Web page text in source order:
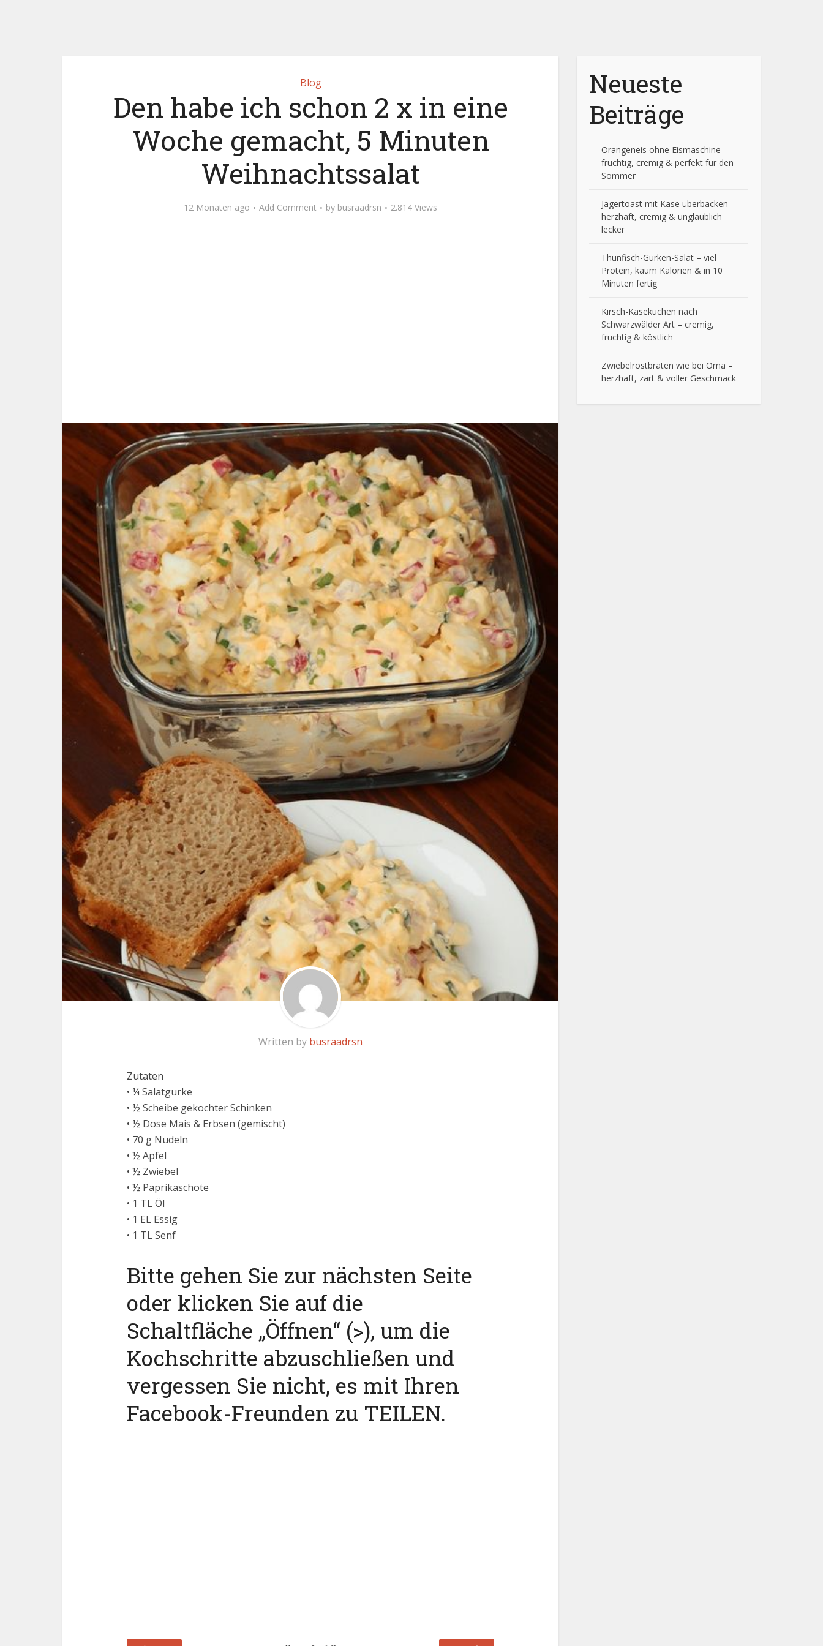
Blog
Den habe ich schon 2 x in eine
Woche gemacht, 5 Minuten
Weihnachtssalat
12 Monaten ago Add Comment by busraadrsn 2.814 Views
Written by busraadrsn
Zutaten
• ¼ Salatgurke
• ½ Scheibe gekochter Schinken
• ½ Dose Mais & Erbsen (gemischt)
• 70 g Nudeln
• ½ Apfel
• ½ Zwiebel
• ½ Paprikaschote
• 1 TL Öl
• 1 EL Essig
• 1 TL Senf
Bitte gehen Sie zur nächsten Seite
oder klicken Sie auf die
Schaltfläche „Öffnen“ (>), um die
Kochschritte abzuschließen und
vergessen Sie nicht, es mit Ihren
Facebook-Freunden zu TEILEN.
Neueste
Beiträge
Orangeneis ohne Eismaschine –
fruchtig, cremig & perfekt für den
Sommer
Jägertoast mit Käse überbacken –
herzhaft, cremig & unglaublich
lecker
Thunfisch-Gurken-Salat – viel
Protein, kaum Kalorien & in 10
Minuten fertig
Kirsch-Käsekuchen nach
Schwarzwälder Art – cremig,
fruchtig & köstlich
Zwiebelrostbraten wie bei Oma –
herzhaft, zart & voller Geschmack